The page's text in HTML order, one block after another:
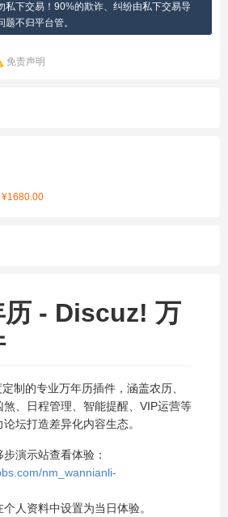
私下交易！90%的欺诈、纠纷由私下交易导
不归平台管。
免责声明
¥1680.00
历 - Discuz! 万
制的专业万年历插件，涵盖农历、
、日程管理、智能提醒、VIP运营等
坛打造差异化内容生态。
演示站查看体验：
nm_wannianli-
人资料中设置为当日体验。